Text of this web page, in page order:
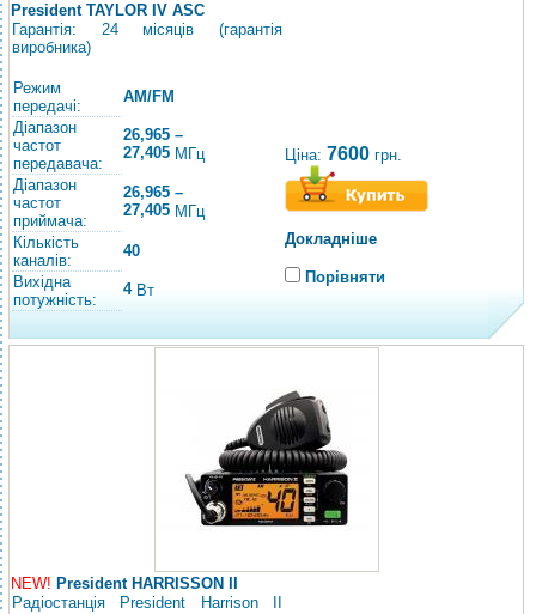
President TAYLOR IV ASC
Гарантія: 24 місяців (гарантія
виробника)
Режим
передачі:
AM/FM
Діапазон
частот
передавача:
26,965 –
27,405 МГц
Діапазон
частот
приймача:
26,965 –
27,405 МГц
Кількість
каналів:
40
Вихідна
потужність:
4Вт
Ціна: 7600 грн.
Докладніше
Порівняти
NEW! President HARRISSON II
Радіостанція President Harrison II